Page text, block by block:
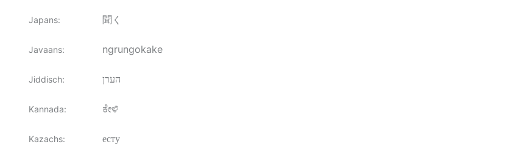
Japans: 聞く
Javaans: ngrungokake
Jiddisch: הערן
Kannada: ಕೇಳಿ
Kazachs: есту